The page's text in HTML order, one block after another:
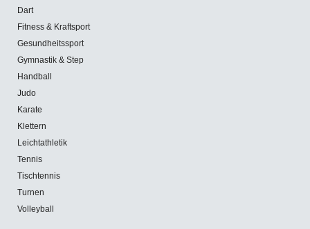
Dart
Fitness & Kraftsport
Gesundheitssport
Gymnastik & Step
Handball
Judo
Karate
Klettern
Leichtathletik
Tennis
Tischtennis
Turnen
Volleyball